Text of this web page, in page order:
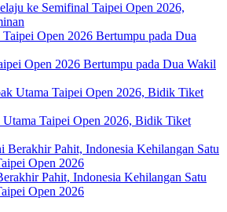
ke Semifinal Taipei Open 2026,
Open 2026 Bertumpu pada Dua Wakil
Taipei Open 2026, Bidik Tiket
Pahit, Indonesia Kehilangan Satu
Open 2026